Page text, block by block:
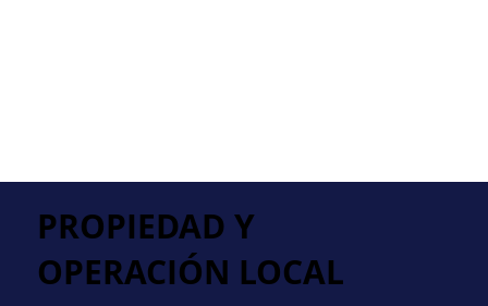
PROPIEDAD Y
OPERACIÓN LOCAL